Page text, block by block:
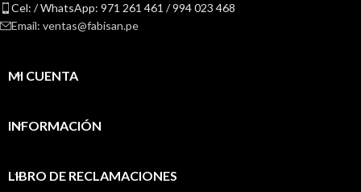
Cel: / WhatsApp: 971 261 461 / 994 023 468
Email: ventas@fabisan.pe
MI CUENTA
INFORMACIÓN
LIBRO DE RECLAMACIONES